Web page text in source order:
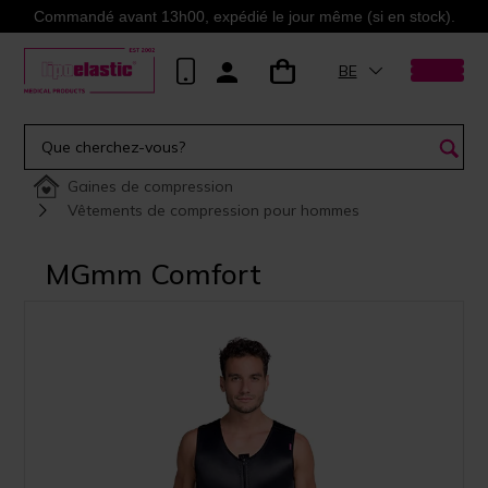
Commandé avant 13h00, expédié le jour même (si en stock).
BE
Gaines de compression
Vêtements de compression pour hommes
MGmm Comfort